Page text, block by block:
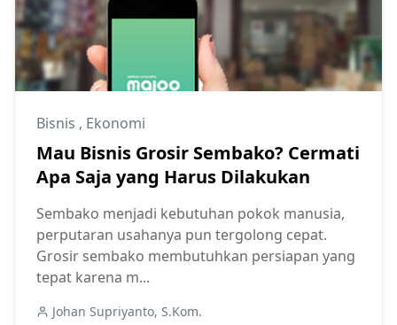
Bisnis , Ekonomi
Mau Bisnis Grosir Sembako? Cermati
Apa Saja yang Harus Dilakukan
Sembako menjadi kebutuhan pokok manusia,
perputaran usahanya pun tergolong cepat.
Grosir sembako membutuhkan persiapan yang
tepat karena m...
Johan Supriyanto, S.Kom.